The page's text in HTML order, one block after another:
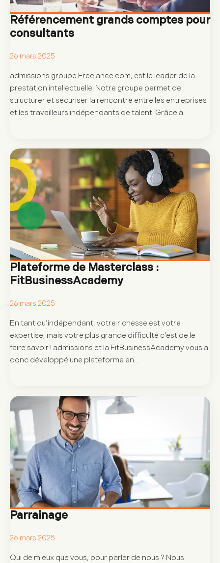
Référencement grands comptes pour
consultants
26 mars 2025
admissions groupe Freelance.com, est le leader de la
prestation intellectuelle. Notre groupe permet de
structurer et sécuriser la rencontre entre les entreprises
et les travailleurs indépendants de talent. Grâce à…
Plateforme de Masterclass :
FitBusinessAcademy
26 mars 2025
En tant qu’indépendant, votre richesse est votre
expertise, mais votre plus grande difficulté c’est de le
faire savoir ! admissions et la FitBusinessAcademy vous a
donc développé une plateforme en…
Parrainage
26 mars 2025
Qui de mieux que vous, pour parler de nous ? Nous